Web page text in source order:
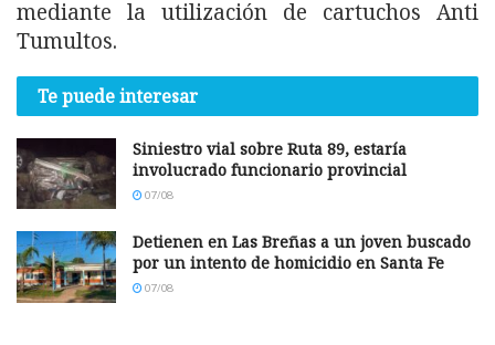
mediante la utilización de cartuchos Anti
Tumultos.
Te puede interesar
Siniestro vial sobre Ruta 89, estaría
involucrado funcionario provincial
07/08
Detienen en Las Breñas a un joven buscado
por un intento de homicidio en Santa Fe
07/08